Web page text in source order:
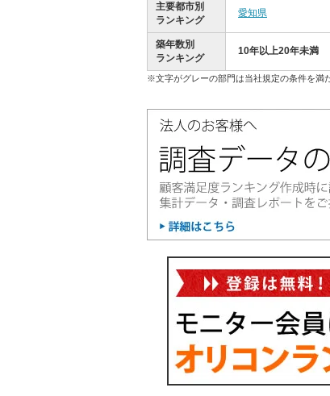
主要都市別
ランキング
愛知県
築年数別
ランキング
10年以上20年未満
※文字がグレーの部門は当社規定の条件を満